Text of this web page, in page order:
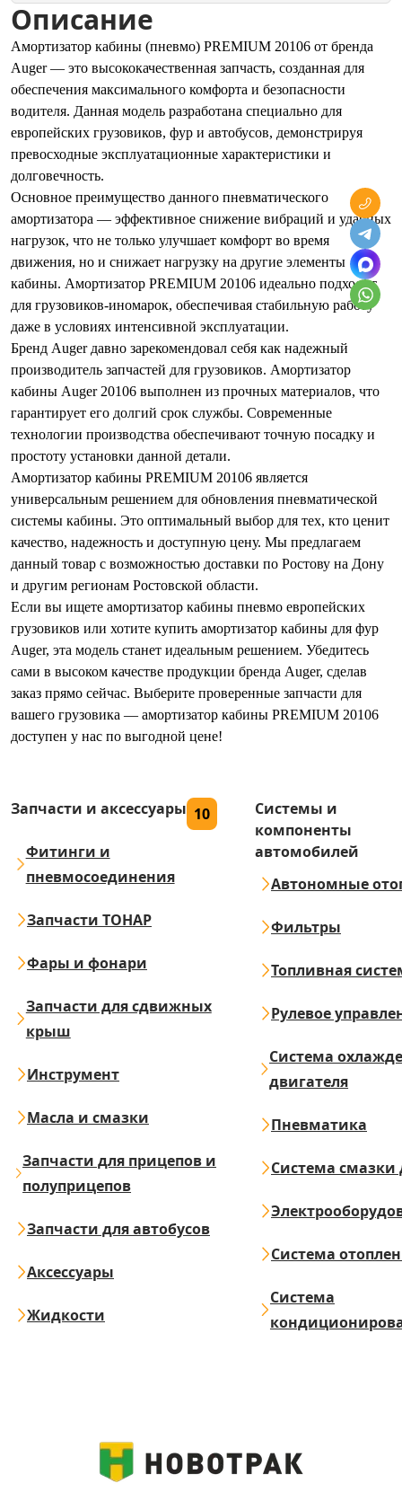
Описание
Амортизатор кабины (пневмо) PREMIUM 20106 от бренда
Auger — это высококачественная запчасть, созданная для
обеспечения максимального комфорта и безопасности
водителя. Данная модель разработана специально для
европейских грузовиков, фур и автобусов, демонстрируя
превосходные эксплуатационные характеристики и
долговечность.
Основное преимущество данного пневматического
амортизатора — эффективное снижение вибраций и ударных
нагрузок, что не только улучшает комфорт во время
движения, но и снижает нагрузку на другие элементы
кабины. Амортизатор PREMIUM 20106 идеально подходит
для грузовиков-иномарок, обеспечивая стабильную работу
даже в условиях интенсивной эксплуатации.
Бренд Auger давно зарекомендовал себя как надежный
производитель запчастей для грузовиков. Амортизатор
кабины Auger 20106 выполнен из прочных материалов, что
гарантирует его долгий срок службы. Современные
технологии производства обеспечивают точную посадку и
простоту установки данной детали.
Амортизатор кабины PREMIUM 20106 является
универсальным решением для обновления пневматической
системы кабины. Это оптимальный выбор для тех, кто ценит
качество, надежность и доступную цену. Мы предлагаем
данный товар с возможностью доставки по Ростову на Дону
и другим регионам Ростовской области.
Если вы ищете амортизатор кабины пневмо европейских
грузовиков или хотите купить амортизатор кабины для фур
Auger, эта модель станет идеальным решением. Убедитесь
сами в высоком качестве продукции бренда Auger, сделав
заказ прямо сейчас. Выберите проверенные запчасти для
вашего грузовика — амортизатор кабины PREMIUM 20106
доступен у нас по выгодной цене!
Запчасти и аксессуары 10
Фитинги и
пневмосоединения
Запчасти ТОНАР
Фары и фонари
Запчасти для сдвижных
крыш
Инструмент
Масла и смазки
Запчасти для прицепов и
полуприцепов
Запчасти для автобусов
Аксессуары
Жидкости
Системы и
компоненты
автомобилей
Автономные
Фильтры
Топливная
Рулевое
Система
двигателя
Пневматика
Система смазки
Система
Система